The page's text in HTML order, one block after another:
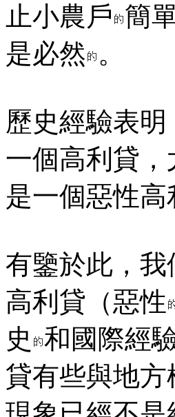
止小農戶 簡
是必然 。
歷史經驗表
一個高利貸
是一個惡性
有鑒於此，
高利貸（惡性
史 和國際經
貸有些與地